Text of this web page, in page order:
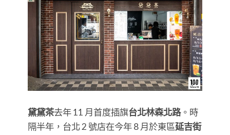
黛黛茶去年 11 月首度插旗台北林森北路。時
隔半年，台北 2 號店在今年 8 月於東區延吉街